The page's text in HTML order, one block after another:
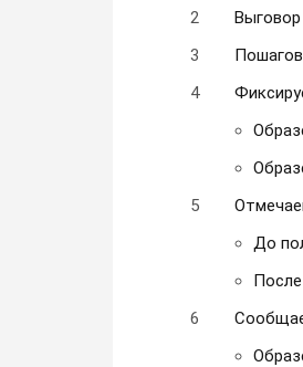
Выговор
До